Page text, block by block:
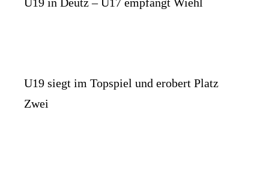
U19 siegt im Topspiel und erobert Platz
Zwei